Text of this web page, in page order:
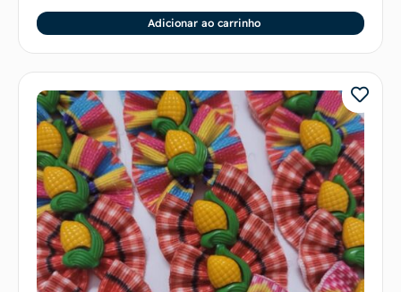
Adicionar ao carrinho